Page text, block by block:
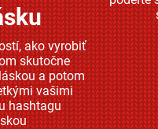
ako vyrobiť
skutočne
a potom
vašimi
hashtagu